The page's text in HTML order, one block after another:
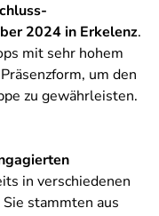
2024 in Erkelenz.
mit sehr hohem
um den
zu gewährleisten.
in verschiedenen
stammten aus